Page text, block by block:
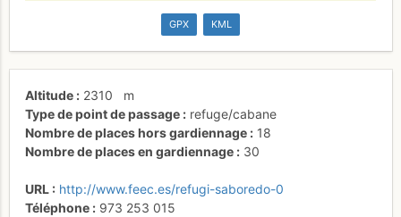
GPX KML
Altitude 2310
m
Type de point de passage
refuge/cabane
Nombre de places hors gardiennage
18
Nombre de places en gardiennage
30
URL
http://www.feec.es/refugi-saboredo-0
Téléphone
973 253 015